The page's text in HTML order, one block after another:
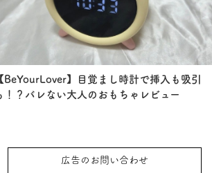
BeYourLover】目覚まし時計で挿入も吸引
！？バレない大人のおもちゃレビュー
広告のお問い合わせ